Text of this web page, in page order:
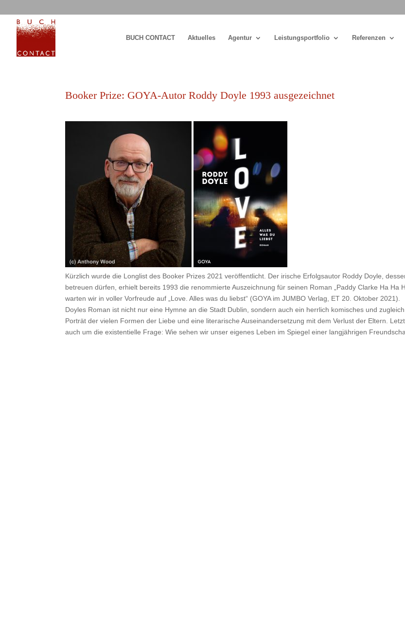
BUCH CONTACT Aktuelles Agentur Leistungsportfolio Referenzen
Booker Prize: GOYA-Autor Roddy Doyle 1993 ausgezeichnet
Kürzlich wurde die Longlist des Booker Prizes 2021 veröffentlicht. Der irische Erfolgsautor Roddy Doyle ,
betreuen dürfen, erhielt bereits 1993 die renommierte Auszeichnung für seinen Roman „Paddy Clarke Ha Ha
warten wir in voller Vorfreude auf „Love. Alles was du liebst“ (GOYA imJUMBO Verlag , ET 20. Oktober 2021).
Doyles Roman ist nicht nur eine Hymne an die Stadt Dublin, sondern auch ein herrlich komisches und
Porträt der vielen Formen der Liebe und eine literarische Auseinandersetzung mit dem Verlust der Eltern.
auch um die existentielle Frage: Wie sehen wir unser eigenes Leben im Spiegel einer langjährigen